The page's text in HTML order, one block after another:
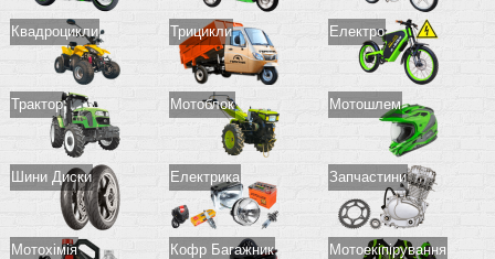
Квадроцикли Трицикли Електро
Трактор Мотоблок Мотошлем
Шини Диски Електрика Запчастини
Мотохімія Кофр Багажник Мотоекіпірування